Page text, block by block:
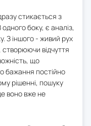
стикається з
одного боку, є аналіз,
З іншого - живий рух
відчуття
що
бажання постійно
рішенні, пошуку
воно вже не